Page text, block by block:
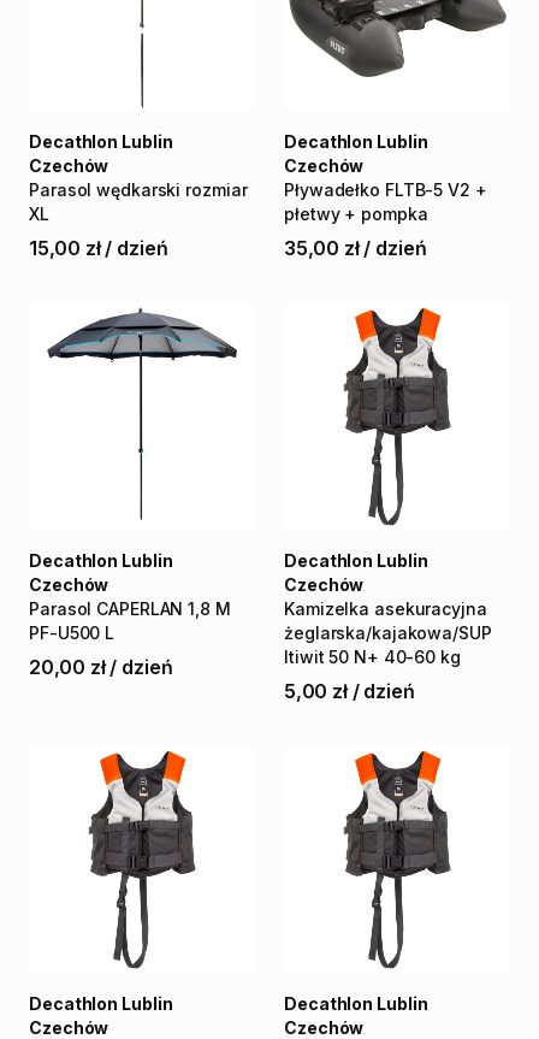
Parasol wędkarski rozmiar
XL
Decathlon Lublin
Czechów
15,00 zł / dzień
Pływadełko FLTB-5 V2 +
płetwy + pompka
Decathlon Lublin
Czechów
35,00 zł / dzień
Parasol CAPERLAN 1 8 M
PF-U500 L
Decathlon Lublin
Czechów
20,00 zł / dzień
Kamizelka asekuracyjna
żeglarska​/​kajakowa​/​SUP
Itiwit 50 N+ 40-60 kg
Decathlon Lublin
Czechów
5,00 zł / dzień
Decathlon Lublin
Czechów
Decathlon Lublin
Czechów